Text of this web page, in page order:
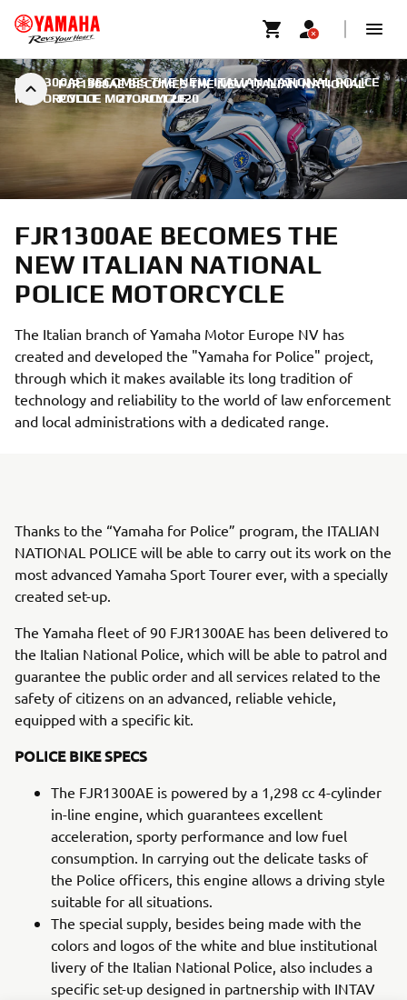
FJR1300AE BECOMES THE NEW ITALIAN NATIONAL
POLICE MOTORCYCLE
FJR1300AE BECOMES THE NEW ITALIAN NATIONAL POLICE
MOTORCYCLE | 27. JULI 2020
FJR1300AE BECOMES THE
NEW ITALIAN NATIONAL
POLICE MOTORCYCLE
The Italian branch of Yamaha Motor Europe NV has
created and developed the "Yamaha for Police" project,
through which it makes available its long tradition of
technology and reliability to the world of law enforcement
and local administrations with a dedicated range.
Thanks to the “Yamaha for Police” program, the ITALIAN
NATIONAL POLICE will be able to carry out its work on the
most advanced Yamaha Sport Tourer ever, with a specially
created set-up.
The Yamaha fleet of 90 FJR1300AE has been delivered to
the Italian National Police, which will be able to patrol and
guarantee the public order and all services related to the
safety of citizens on an advanced, reliable vehicle,
equipped with a specific kit.
POLICE BIKE SPECS
The FJR1300AE is powered by a 1,298 cc 4-cylinder
in-line engine, which guarantees excellent
acceleration, sporty performance and low fuel
consumption. In carrying out the delicate tasks of
the Police officers, this engine allows a driving style
suitable for all situations.
The special supply, besides being made with the
colors and logos of the white and blue institutional
livery of the Italian National Police, also includes a
specific set-up designed in partnership with INTAV